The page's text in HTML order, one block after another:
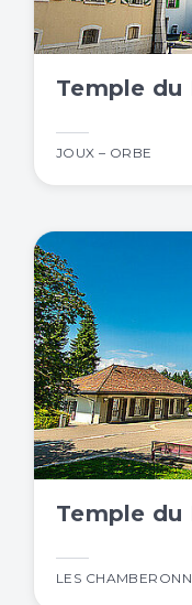
Temple du
JOUX – ORBE
Temple du
LES